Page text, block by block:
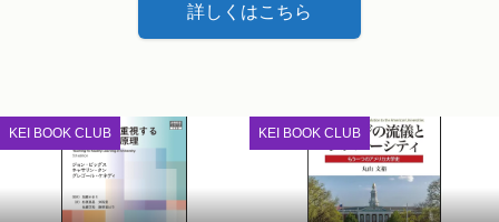
詳しくはこちら
KEI BOOK CLUB KEI BOOK CLUB